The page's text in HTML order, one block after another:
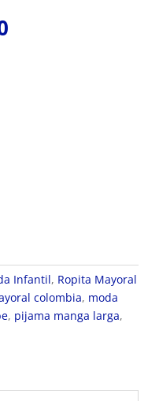
Infantil, Ropita Mayoral
colombia, moda
, pijama manga larga,